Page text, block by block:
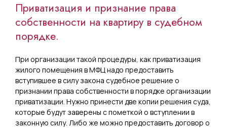
Приватизация и признание права
собственности на квартиру в судебном
порядке.
При организации такой процедуры, как приватизация
жилого помещения в МФЦ надо предоставить
вступившее в силу закона судебное решение о
признании права собственности в порядке организации
приватизации. Нужно принести две копии решения суда,
которые будут заверены с пометкой о вступлении в
законную силу. Либо же можно предоставить договор о